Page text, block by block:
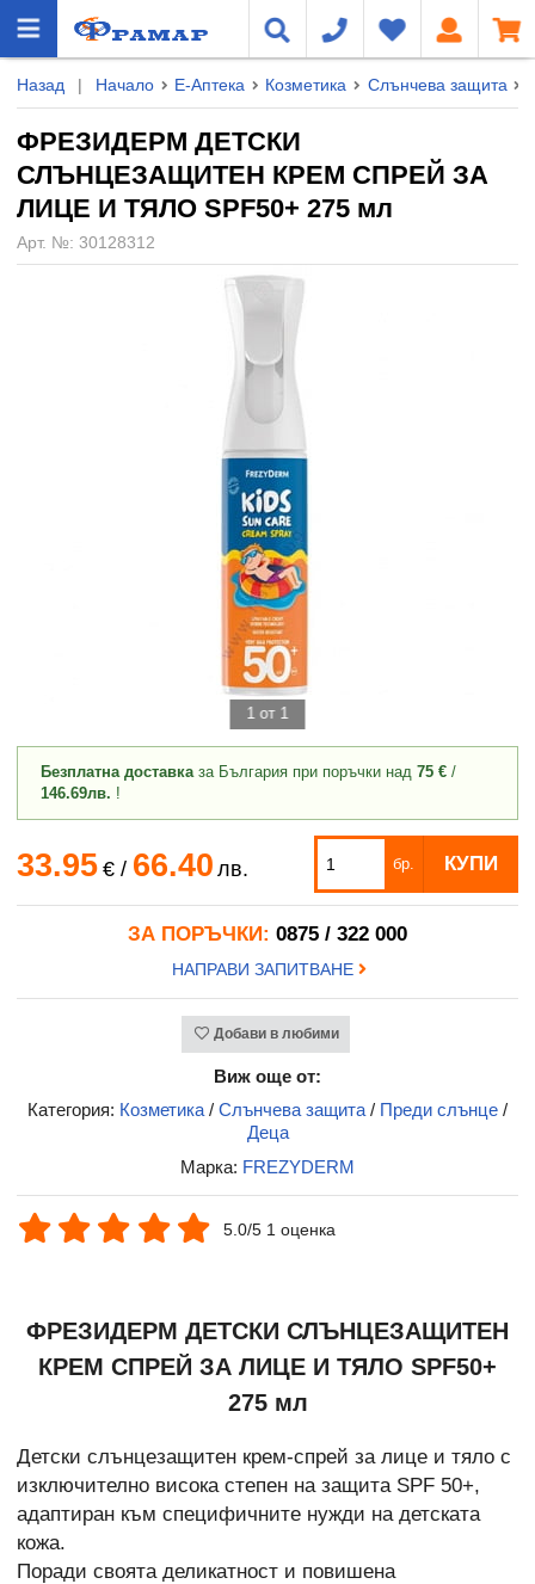
Назад | Начало Е-Аптека Козметика Слънчева защита
ФРЕЗИДЕРМ ДЕТСКИ
СЛЪНЦЕЗАЩИТЕН КРЕМ СПРЕЙ ЗА
ЛИЦЕ И ТЯЛО SPF50+ 275 мл
Арт. №: 30128312
1 от 1
Безплатна доставказа България при поръчки над 75 € /
146.69лв. !
33.95 €/ 66.40 лв. бр. КУПИ
ЗА ПОРЪЧКИ: 0875 / 322 000
НАПРАВИ ЗАПИТВАНЕ
Добави в любими
Виж още от:
Категория: Козметика / Слънчева защита / Преди слънце /
Деца
Марка: FREZYDERM
5.0/5 1 оценка
ФРЕЗИДЕРМ ДЕТСКИ СЛЪНЦЕЗАЩИТЕН
КРЕМ СПРЕЙ ЗА ЛИЦЕ И ТЯЛО SPF50+
275 мл
Детски слънцезащитен крем-спрей за лице и тяло с
изключително висока степен на защита SPF 50+,
адаптиран към специфичните нужди на детската
кожа.
Поради своята деликатност и повишена